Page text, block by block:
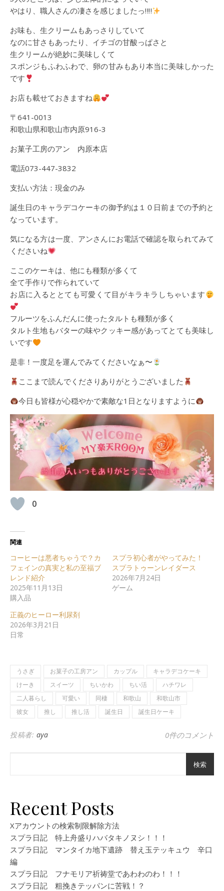
やはり、職人さんの凄さを感じましたっ‼︎‼︎
お味も、生クリームもあっさりしていて
なのに甘さもあったり、イチゴの甘酸っぱさと
生クリームが絶妙に美味しくて
スポンジもふわふわで、卵の甘みもあり本当に美味しかった
です
お店も載せておきますね
〒641-0013
和歌山県和歌山市内原916-3
お菓子工房のアン 内原本店
電話073-447-3832
支払い方法：現金のみ
誕生日のキャラデコケーキの御予約は１０日前までの予約と
なっています。
気になる方は一度、アンさんにお電話で確認を取られてみて
くださいね
ここのケーキは、他にも種類が多くて
全て手作りで作られていて
お店に入るととても可愛くて目がキラキラしちゃいます
フルーツをふんだんに使ったタルトも種類が多く
タルト生地もバターの味やクッキー感があってとても美味し
いです
是非！一度足を運んでみてくださいなぁ〜
ここまで読んでくださりありがとうございました
今日も皆様が心穏やかで素敵な1日となりますように
0
関連
コーヒーは悪者ちゃうで？カ
フェインの真実と私の至福ブ
レンド紹介
2025年11月13日
購入品
スプラ初心者がやってみた！
スプラトゥーンレイダース
2026年7月24日
ゲーム
正義のヒーロー利尿剤
2026年3月21日
日常
うさぎ お菓子の工房アン カップル
キャラデコケーキ
けーき
スイーツ ちいかわ ちい活
ハチワレ
二人暮らし
可愛い 同棲 和歌山
和歌山市
彼女
推し 推し活 誕生日 誕生日ケーキ
投稿者: aya 0件のコメント
検索
Recent Posts
Xアカウントの検索制限解除方法
スプラ日記 特上舟盛りハバタキノヌシ！！！
スプラ日記 マンタイカ地下遺跡 替え玉テッキュウ 辛口
編
スプラ日記 フナモリア祈祷堂であわわのわ！！！
スプラ日記 粗挽きテッパンに苦戦！？